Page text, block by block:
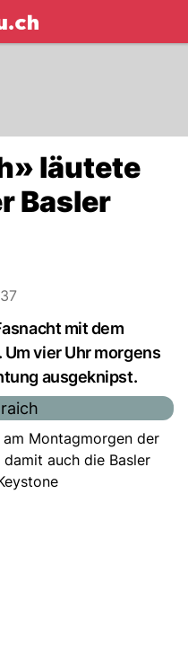
NAU.ch
läutete
Basler
mit dem
vier Uhr morgens
ausgeknipst.
Montagmorgen der
auch die Basler